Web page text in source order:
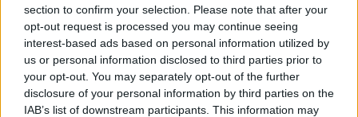
section to confirm your selection. Please note that after your
opt-out request is processed you may continue seeing
interest-based ads based on personal information utilized by
us or personal information disclosed to third parties prior to
your opt-out. You may separately opt-out of the further
disclosure of your personal information by third parties on the
IAB’s list of downstream participants. This information may
parcourus par le jeune Devano McLean alias
VANZO pour aller au lycée, puis plus tard, pour
assurer son premier emploi dans une sucrerie.
VANZO est considéré par ses pairs comme l’une
des étoiles montantes du Dancehall en
Jamaïque actuellement.